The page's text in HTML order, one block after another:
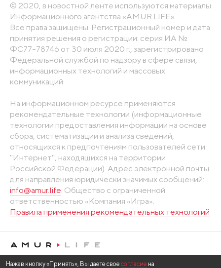
© 2020, в новостной ленте используются материалы
Информационного агентства «AMUR.LIFE».
Все права защищены. Регистрационный номер и дата
принятия решения о регистрации: серия ИА №
ФС77-78746 от 30 июля 2020 г., зарегистрировано
Федеральной службой по надзору в сфере связи,
информационных технологий и массовых
коммуникаций
На информационном ресурсе применяются
рекомендательные технологии (информационные
технологии предоставления информации на основе
сбора, систематизации и анализа сведений,
относящихся к предпочтениям пользователей сети
"Интернет", находящихся на территории
Российской Федерации). Адрес электронной почты
для направления юридически значимых сообщений:
info@amur.life. Общество с ограниченной
ответственностью «Компания «Игра».
Правила применения рекомендательных технологий
Нажав кнопку «Принять», Вы даете свое согласие на